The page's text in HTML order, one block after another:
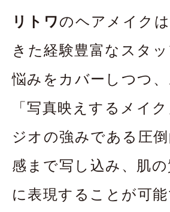
リトワのヘアメイク
きた経験豊富なスタ
悩みをカバーしつつ
「写真映えするメイ
ジオの強みである圧
感まで写し込み、肌
に表現することが可